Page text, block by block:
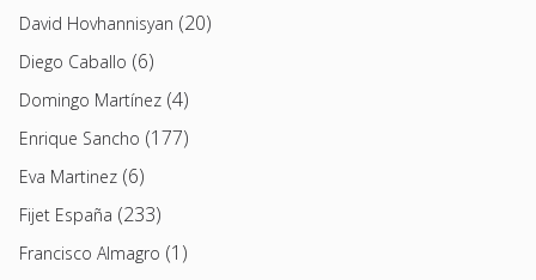
David Hovhannisyan (20)
Diego Caballo (6)
Domingo Martínez (4)
Enrique Sancho (177)
Eva Martinez (6)
Fijet España (233)
Francisco Almagro (1)